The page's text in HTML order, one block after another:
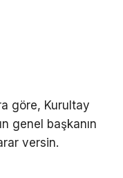
göre, Kurultay
genel başkanın
versin.